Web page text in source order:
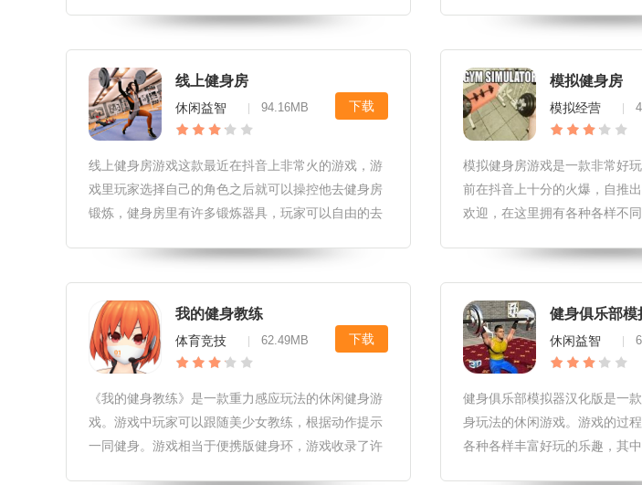
惧，这考验了玩家的反应速度。健身跑酷游戏安卓版
游戏介绍：1、你是一个玩健身跑
钟，可以花少量的时间休息，
手机夸天，更不能撩妹，到这来
线上健身房
休闲益智 94.16MB 下载
线上健身房游戏这款最近在抖音上非常火的游戏，游
戏里玩家选择自己的角色之后就可以操控他去健身房
锻炼，健身房里有许多锻炼器具，玩家可以自由的去
强，感兴趣的小伙伴快来下载吧。 线上健身房游戏特
色 1、每个
模拟健身房
模拟经营
模拟健身房游戏是一款非常好
前在抖音上十分的火爆，自推
欢迎，在这里拥有各种各样不
身技巧，找到最好的健身方法
哥猛男，还有很多萌妹子陪你玩
我的健身教练
体育竞技 62.49MB 下载
《我的健身教练》是一款重力感应玩法的休闲健身游
戏。游戏中玩家可以跟随美少女教练，根据动作提示
一同健身。游戏相当于便携版健身环，游戏收录了许
健身俱乐部模
休闲益智
健身俱乐部模拟器汉化版是一
身玩法的休闲游戏。游戏的过
各种各样丰富好玩的乐趣，其